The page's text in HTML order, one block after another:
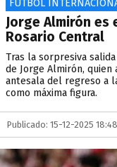
FÚTBOL
Jorge Almirón
Rosario Central
Tras la sorpresiva
de Jorge Almirón,
antesala del regreso a
como máxima figura.
Publicado: 15-12-2025 18:48